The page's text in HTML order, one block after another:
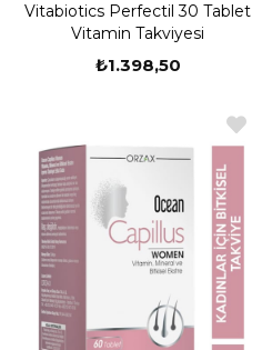
Vitabiotics Perfectil 30 Tablet
Vitamin Takviyesi
₺1.398,50